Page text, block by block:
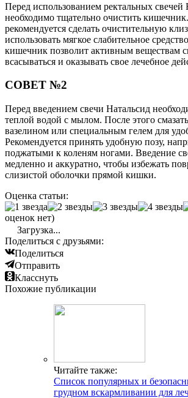
Перед использованием ректальных свечей
необходимо тщательно очистить
рекомендуется сделать очистительную
использовать мягкое слабительное
кишечник позволит активным веществам
всасываться и оказывать свое лечебное
СОВЕТ №2
Перед введением свечи Натальсид
теплой водой с мылом. После этого
вазелином или специальным гелем для
Рекомендуется принять удобную позу,
поджатыми к коленям ногами. Введение
медленно и аккуратно, чтобы избежать
слизистой оболочки прямой кишки.
Оценка статьи:
оценок нет)
Загрузка...
Поделиться с друзьями:
Поделиться
Отправить
Класснуть
Похожие публикации
Читайте также:
Список популярных и
грудном вскармливании для